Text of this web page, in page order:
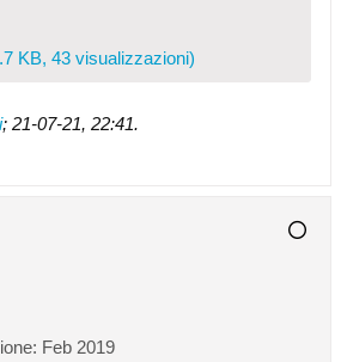
KB, 43 visualizzazioni)
; 21-07-21, 22:41.
Feb 2019